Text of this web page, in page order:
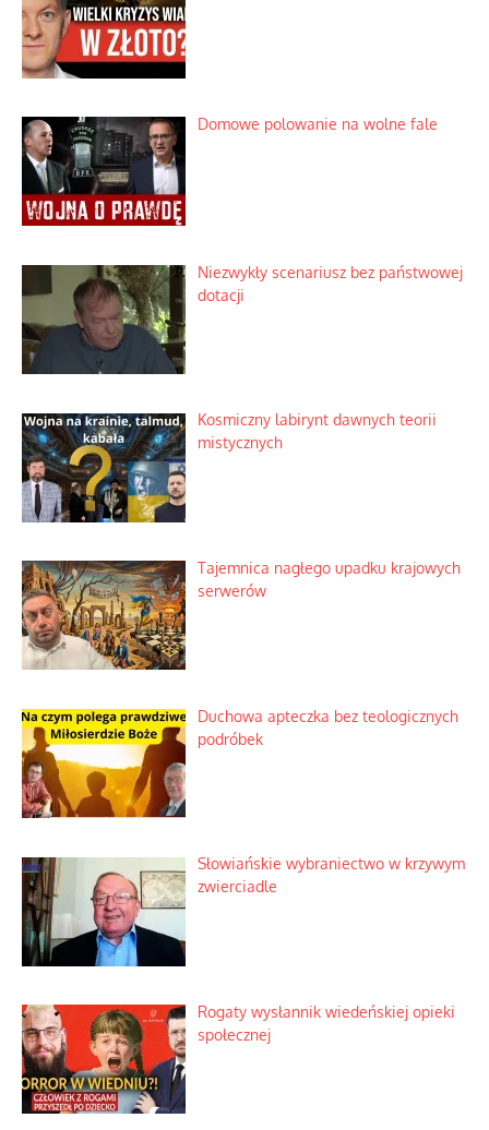
Domowe polowanie na wolne fale
Niezwykły scenariusz bez państwowej
dotacji
Kosmiczny labirynt dawnych teorii
mistycznych
Tajemnica nagłego upadku krajowych
serwerów
Duchowa apteczka bez teologicznych
podróbek
Słowiańskie wybraniectwo w krzywym
zwierciadle
Rogaty wysłannik wiedeńskiej opieki
społecznej